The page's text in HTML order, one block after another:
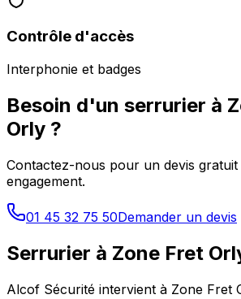
Contrôle d'accès
Interphonie et badges
Besoin d'un serrurier à
Orly ?
Contactez-nous pour un devis gratuit
engagement.
01 45 32 75 50Demander un devis
Serrurier à Zone Fret
Alcof Sécurité intervient à Zone Fret